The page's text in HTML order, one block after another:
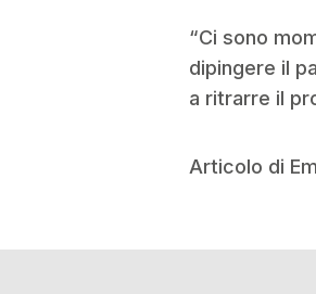
“Ci sono
dipingere il
a ritrarre il
Articolo di